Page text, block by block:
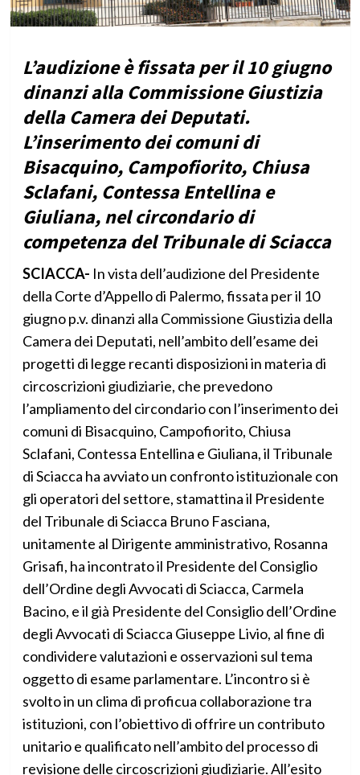
L’audizione è fissata per il 10 giugno
dinanzi alla Commissione Giustizia
della Camera dei Deputati.
L’inserimento dei comuni di
Bisacquino, Campofiorito, Chiusa
Sclafani, Contessa Entellina e
Giuliana, nel circondario di
competenza del Tribunale di Sciacca
SCIACCA- In vista dell’audizione del Presidente
della Corte d’Appello di Palermo, fissata per il 10
giugno p.v. dinanzi alla Commissione Giustizia della
Camera dei Deputati, nell’ambito dell’esame dei
progetti di legge recanti disposizioni in materia di
circoscrizioni giudiziarie, che prevedono
l’ampliamento del circondario con l’inserimento dei
comuni di Bisacquino, Campofiorito, Chiusa
Sclafani, Contessa Entellina e Giuliana, il Tribunale
di Sciacca ha avviato un confronto istituzionale con
gli operatori del settore, stamattina il Presidente
del Tribunale di Sciacca Bruno Fasciana,
unitamente al Dirigente amministrativo, Rosanna
Grisafi, ha incontrato il Presidente del Consiglio
dell’Ordine degli Avvocati di Sciacca, Carmela
Bacino, e il già Presidente del Consiglio dell’Ordine
degli Avvocati di Sciacca Giuseppe Livio, al fine di
condividere valutazioni e osservazioni sul tema
oggetto di esame parlamentare. L’incontro si è
svolto in un clima di proficua collaborazione tra
istituzioni, con l’obiettivo di offrire un contributo
unitario e qualificato nell’ambito del processo di
revisione delle circoscrizioni giudiziarie. All’esito